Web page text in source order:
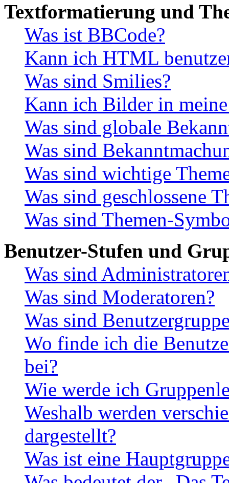
Textformatierung und
Was ist BBCode?
Kann ich HTML
Was sind Smilies?
Kann ich Bilder in
Was sind globale
Was sind
Was sind wichtige
Was sind geschlossene
Was sind Themen-
Benutzer-Stufen und
Was sind
Was sind Moderatoren?
Was sind
Wo finde ich die
bei?
Wie werde ich
Weshalb werden
dargestellt?
Was ist eine